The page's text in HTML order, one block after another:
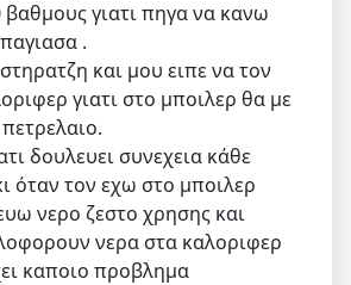
βαθμους γιατι πηγα να κανω
.
και μου ειπε να τον
γιατι στο μποιλερ θα με
δουλευει συνεχεια κάθε
όταν τον εχω στο μποιλερ
νερο ζεστο χρησης και
νερα στα καλοριφερ
καποιο προβλημα